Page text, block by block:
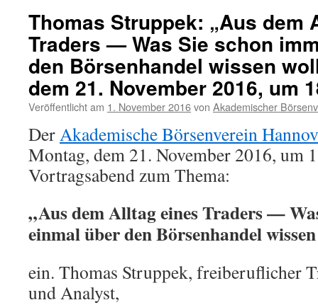
Thomas Struppek: „Aus dem
Traders — Was Sie schon
den Börsenhandel wissen
dem 21. November 2016, um
Veröffentlicht am 1. November 2016von Akademischer
DerAkademische Börsenverein
Montag, dem 21. November 2016, um
Vortragsabend zum Thema:
„Aus dem Alltag eines Traders —
einmal über den Börsenhandel
ein. Thomas Struppek, freiberuflicher
und Analyst,